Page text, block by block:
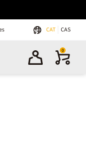
CAT CAS
0